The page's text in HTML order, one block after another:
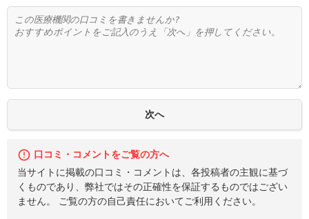
口コミ・コメントをご覧の方へ
当サイトに掲載の口コミ・コメントは、各投稿者の主観に基づ
くものであり、弊社ではその正確性を保証するものではござい
ません。 ご覧の方の自己責任においてご利用ください。